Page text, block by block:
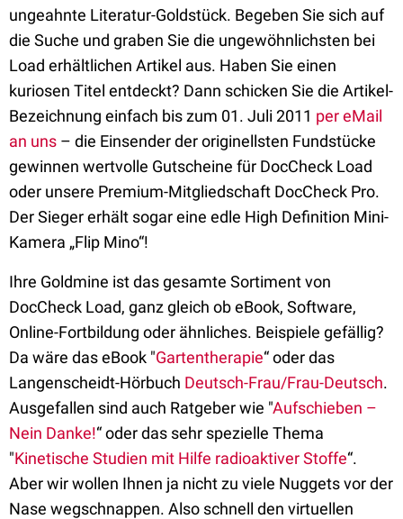
ungeahnte Literatur-Goldstück. Begeben Sie sich auf
die Suche und graben Sie die ungewöhnlichsten bei
Load erhältlichen Artikel aus. Haben Sie einen
kuriosen Titel entdeckt? Dann schicken Sie die Artikel-
Bezeichnung einfach bis zum 01. Juli 2011 per eMail
an uns – die Einsender der originellsten Fundstücke
gewinnen wertvolle Gutscheine für DocCheck Load
oder unsere Premium-Mitgliedschaft DocCheck Pro.
Der Sieger erhält sogar eine edle High Definition Mini-
Kamera „Flip Mino“!
Ihre Goldmine ist das gesamte Sortiment von
DocCheck Load, ganz gleich ob eBook, Software,
Online-Fortbildung oder ähnliches. Beispiele gefällig?
Da wäre das eBook "Gartentherapie“ oder das
Langenscheidt-Hörbuch Deutsch-Frau/Frau-Deutsch.
Ausgefallen sind auch Ratgeber wie "Aufschieben –
Nein Danke!“ oder das sehr spezielle Thema
"Kinetische Studien mit Hilfe radioaktiver Stoffe“.
Aber wir wollen Ihnen ja nicht zu viele Nuggets vor der
Nase wegschnappen. Also schnell den virtuellen